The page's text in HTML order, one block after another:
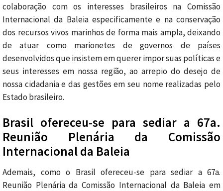
colaboração com os interesses brasileiros na Comissão
Internacional da Baleia especificamente e na conservação
dos recursos vivos marinhos de forma mais ampla, deixando
de atuar como marionetes de governos de países
desenvolvidos que insistem em querer impor suas políticas e
seus interesses em nossa região, ao arrepio do desejo de
nossa cidadania e das gestões em seu nome realizadas pelo
Estado brasileiro.
Brasil ofereceu-se para sediar a 67a.
Reunião Plenária da Comissão
Internacional da Baleia
Ademais, como o Brasil ofereceu-se para sediar a 67a.
Reunião Plenária da Comissão Internacional da Baleia em